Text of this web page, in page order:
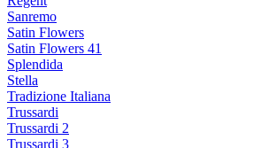
Sanremo
Satin Flowers
Satin Flowers 41
Splendida
Stella
Tradizione Italiana
Trussardi
Trussardi 2
Trussardi 3